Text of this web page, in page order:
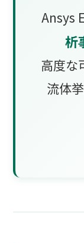
Ansys
析
高度な
流体